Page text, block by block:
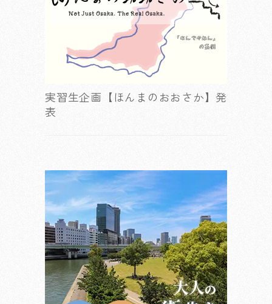
実習生企画【ほんまのおおさか】発
表